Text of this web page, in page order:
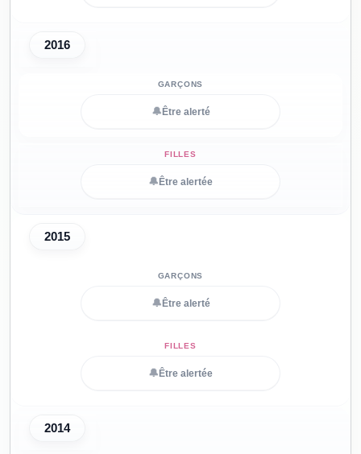
2016
🔔 Être alerté
🔔 Être alertée
2015
🔔 Être alerté
🔔 Être alertée
2014